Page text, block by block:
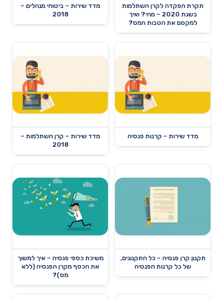
תקרת הפקדה לקרן השתלמות
בשנת 2020 – מהי? ואיך
למקסם את הטבות המס?
מדד שירות – ביטוחי מנהלים –
2018
מדד שירות – קרנות פנסיה
מדד שירות – קרן השתלמות –
2018
תקנון קרן פנסיה – כל התקנונים,
של כל קרנות הפנסיה
משיכת כספי פנסיה – איך למשוך
את הכסף מקרן הפנסיה (ללא
מס)?